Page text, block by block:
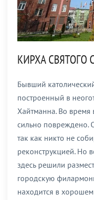
КИРХА СВЯТОГО
Бывший
построенный в
Хайтманна. Во
сильно повреждено.
так как никто не
реконструкцией. Но
здесь решили
городскую
находится в